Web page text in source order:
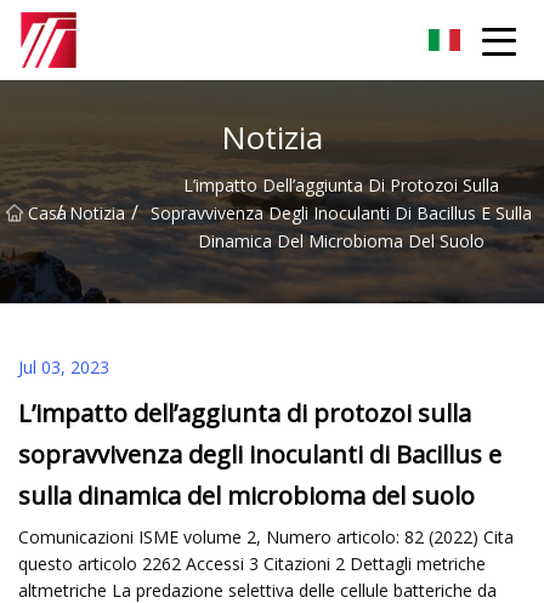
Notizia
Casa
/ Notizia /
L’impatto Dell’aggiunta Di Protozoi Sulla
Sopravvivenza Degli Inoculanti Di Bacillus E Sulla
Dinamica Del Microbioma Del Suolo
Jul 03, 2023
L’impatto dell’aggiunta di protozoi sulla
sopravvivenza degli inoculanti di Bacillus e
sulla dinamica del microbioma del suolo
Comunicazioni ISME volume 2, Numero articolo: 82 (2022) Cita
questo articolo 2262 Accessi 3 Citazioni 2 Dettagli metriche
altmetriche La predazione selettiva delle cellule batteriche da